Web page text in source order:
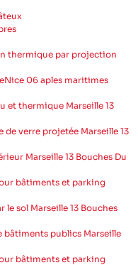
thermique par projection
06 aples maritimes
et thermique Marseille 13
verre projetée Marseille 13
Marseille 13 Bouches Du
bâtiments et parking
sol Marseille 13 Bouches
publics Marseille
bâtiments et parking